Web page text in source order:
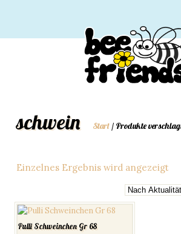
Start / Produkte
schwein
Einzelnes Ergebnis wird angezeigt
Pulli Schweinchen Gr 68